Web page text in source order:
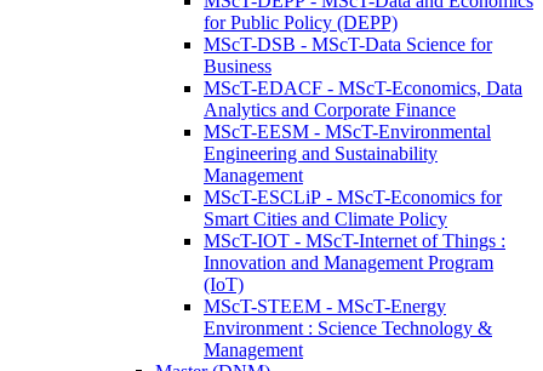
for Public Policy (DEPP)
MScT-DSB - MScT-Data Science for
Business
MScT-EDACF - MScT-Economics, Data
Analytics and Corporate Finance
MScT-EESM - MScT-Environmental
Engineering and Sustainability
Management
MScT-ESCLiP - MScT-Economics for
Smart Cities and Climate Policy
MScT-IOT - MScT-Internet of Things :
Innovation and Management Program
(IoT)
MScT-STEEM - MScT-Energy
Environment : Science Technology &
Management